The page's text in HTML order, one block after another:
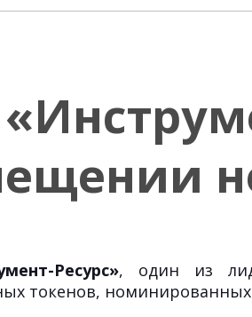
Ресурс», один из
токенов,